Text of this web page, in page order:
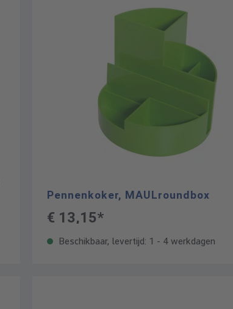
Pennenkoker, MAULroundbox
€ 13,15*
Beschikbaar, levertijd: 1 - 4 werkdagen